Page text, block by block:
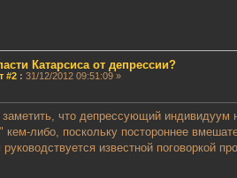
Катарсиса от депрессии?
#2: 31/12/2012 09:51:09 »
что депрессующий индивидуум
кем-либо, поскольку постороннее
известной поговоркой